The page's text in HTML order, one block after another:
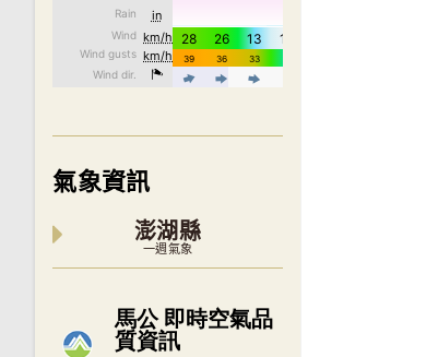
氣象資訊
澎湖縣
一週氣象
內嵌空氣品質小工具為視覺預覽，完